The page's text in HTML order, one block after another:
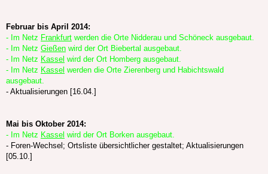
Februar bis April 2014:
- Im Netz Frankfurt werden die Orte Nidderau und Schöneck ausgebaut.
- Im Netz Gießen wird der Ort Biebertal ausgebaut.
- Im Netz Kassel wird der Ort Homberg ausgebaut.
- Im Netz Kassel werden die Orte Zierenberg und Habichtswald
ausgebaut.
- Aktualisierungen [16.04.]
Mai bis Oktober 2014:
- Im Netz Kassel wird der Ort Borken ausgebaut.
- Foren-Wechsel; Ortsliste übersichtlicher gestaltet; Aktualisierungen
[05.10.]